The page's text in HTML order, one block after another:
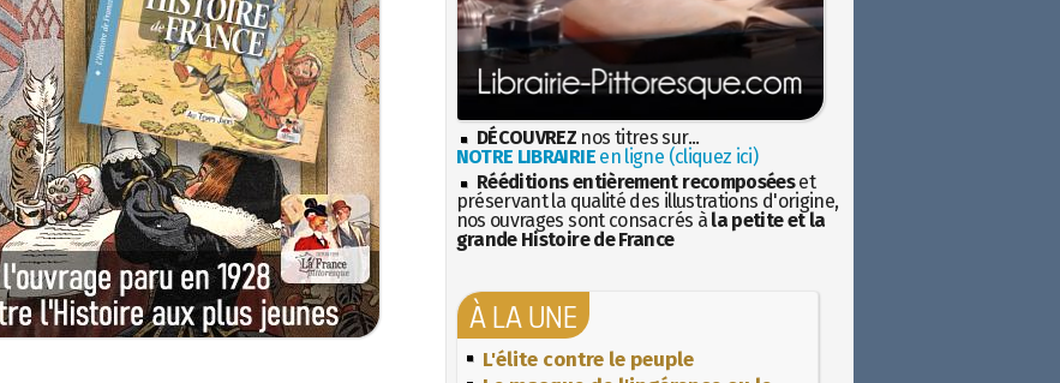
DÉCOUVREZ nos titres sur...
NOTRE LIBRAIRIEen ligne (cliquez ici)
Rééditions entièrement recomposéeset
préservant la qualité des illustrations d'origine,
nos ouvrages sont consacrés à la petite et la
grande Histoire de France
À LA UNE
L'élite contre le peuple